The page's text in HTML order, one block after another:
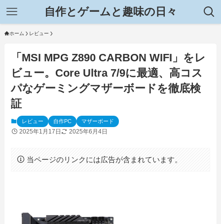
自作とゲームと趣味の日々
ホーム レビュー
「MSI MPG Z890 CARBON WIFI」をレ
ビュー。Core Ultra 7/9に最適、高コス
パなゲーミングマザーボードを徹底検
証
レビュー 自作PC マザーボード
2025年1月17日 2025年6月4日
当ページのリンクには広告が含まれています。